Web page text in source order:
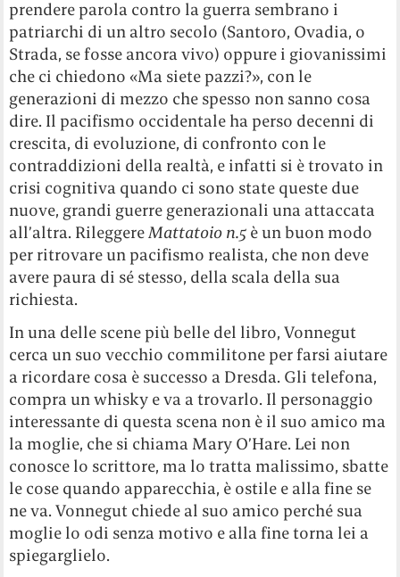
prendere parola contro la guerra sembrano i
patriarchi di un altro secolo (Santoro, Ovadia, o
Strada, se fosse ancora vivo) oppure i giovanissimi
che ci chiedono «Ma siete pazzi?», con le
generazioni di mezzo che spesso non sanno cosa
dire. Il pacifismo occidentale ha perso decenni di
crescita, di evoluzione, di confronto con le
contraddizioni della realtà, e infatti si è trovato in
crisi cognitiva quando ci sono state queste due
nuove, grandi guerre generazionali una attaccata
all’altra. RileggereMattatoio n.5 è un buon modo
per ritrovare un pacifismo realista, che non deve
avere paura di sé stesso, della scala della sua
richiesta.
In una delle scene più belle del libro, Vonnegut
cerca un suo vecchio commilitone per farsi aiutare
a ricordare cosa è successo a Dresda. Gli telefona,
compra un whisky e va a trovarlo. Il personaggio
interessante di questa scena non è il suo amico ma
la moglie, che si chiama Mary O’Hare. Lei non
conosce lo scrittore, ma lo tratta malissimo, sbatte
le cose quando apparecchia, è ostile e alla fine se
ne va. Vonnegut chiede al suo amico perché sua
moglie lo odi senza motivo e alla fine torna lei a
spiegarglielo.